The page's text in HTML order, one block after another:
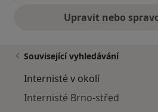
Upravit nebo
Související vyhledávání
Internisté v okolí
Internisté Brno-střed